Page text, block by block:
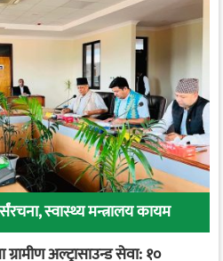
स्वास्थ्य मन्त्रालय कायम
ग्रामीण अल्ट्रासाउन्ड सेवा: १०